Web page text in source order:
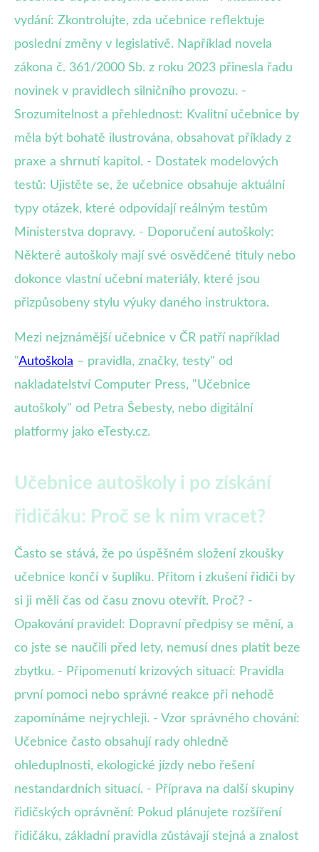
vydání: Zkontrolujte, zda učebnice reflektuje
poslední změny v legislativě. Například novela
zákona č. 361/2000 Sb. z roku 2023 přinesla řadu
novinek v pravidlech silničního provozu. -
Srozumitelnost a přehlednost: Kvalitní učebnice by
měla být bohatě ilustrována, obsahovat příklady z
praxe a shrnutí kapitol. - Dostatek modelových
testů: Ujistěte se, že učebnice obsahuje aktuální
typy otázek, které odpovídají reálným testům
Ministerstva dopravy. - Doporučení autoškoly:
Některé autoškoly mají své osvědčené tituly nebo
dokonce vlastní učební materiály, které jsou
přizpůsobeny stylu výuky daného instruktora.
Mezi nejznámější učebnice v ČR patří například
"Autoškola – pravidla, značky, testy" od
nakladatelství Computer Press, "Učebnice
autoškoly" od Petra Šebesty, nebo digitální
platformy jako eTesty.cz.
Učebnice autoškoly i po získání
řidičáku: Proč se k nim vracet?
Často se stává, že po úspěšném složení zkoušky
učebnice končí v šuplíku. Přitom i zkušení řidiči by
si ji měli čas od času znovu otevřít. Proč? -
Opakování pravidel: Dopravní předpisy se mění, a
co jste se naučili před lety, nemusí dnes platit beze
zbytku. - Připomenutí krizových situací: Pravidla
první pomoci nebo správné reakce při nehodě
zapomínáme nejrychleji. - Vzor správného chování:
Učebnice často obsahují rady ohledně
ohleduplnosti, ekologické jízdy nebo řešení
nestandardních situací. - Příprava na další skupiny
řidičských oprávnění: Pokud plánujete rozšíření
řidičáku, základní pravidla zůstávají stejná a znalost